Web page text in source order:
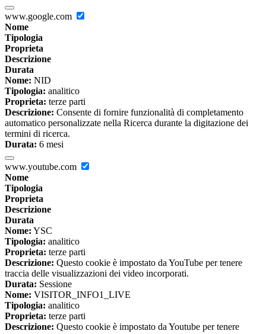
www.google.com
Nome
Tipologia
Proprieta
Descrizione
Durata
Nome: NID
Tipologia: analitico
Proprieta: terze parti
Descrizione: Consente di fornire funzionalità di completamento
automatico personalizzate nella Ricerca durante la digitazione dei
termini di ricerca.
Durata: 6 mesi
www.youtube.com
Nome
Tipologia
Proprieta
Descrizione
Durata
Nome: YSC
Tipologia: analitico
Proprieta: terze parti
Descrizione: Questo cookie è impostato da YouTube per tenere
traccia delle visualizzazioni dei video incorporati.
Durata: Sessione
Nome: VISITOR_INFO1_LIVE
Tipologia: analitico
Proprieta: terze parti
Descrizione: Questo cookie è impostato da Youtube per tenere